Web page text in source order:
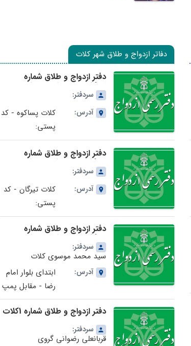
دفاتر ازدواج و طلاق شهر کلات
دفتر ازدواج و طلاق شماره
82کلات در استان خراسان رضوی
سردفتر:
آدرس:
کلات پساکوه - کد
پستی:
دفتر ازدواج و طلاق شماره
سردفتر:
آدرس:
کلات تیرگان - کد
پستی:
دفتر ازدواج و طلاق شماره
سردفتر:
سید محمد موسوی کلات
آدرس:
ابتدای بلوار امام
رضا - مقابل پمپ
بنزین - کد پستی:
9371684418دفتر ازدواج و طلاق شماره 1کلات
در استان خراسان رضوی
سردفتر:
قربانعلی رضوانی گروی